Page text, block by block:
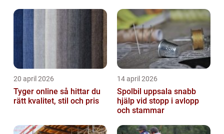
starkare varum...
20 april 2026
Tyger online så hittar du
rätt kvalitet, stil och pris
14 april 2026
Spolbil uppsala snabb
hjälp vid stopp i avlopp
och stammar